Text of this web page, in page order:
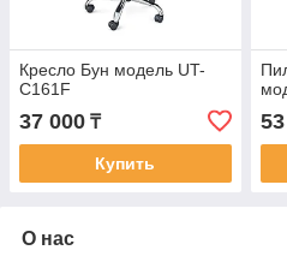
Кресло Бун модель UT-
C161F
37 000 ₸
Купить
О нас